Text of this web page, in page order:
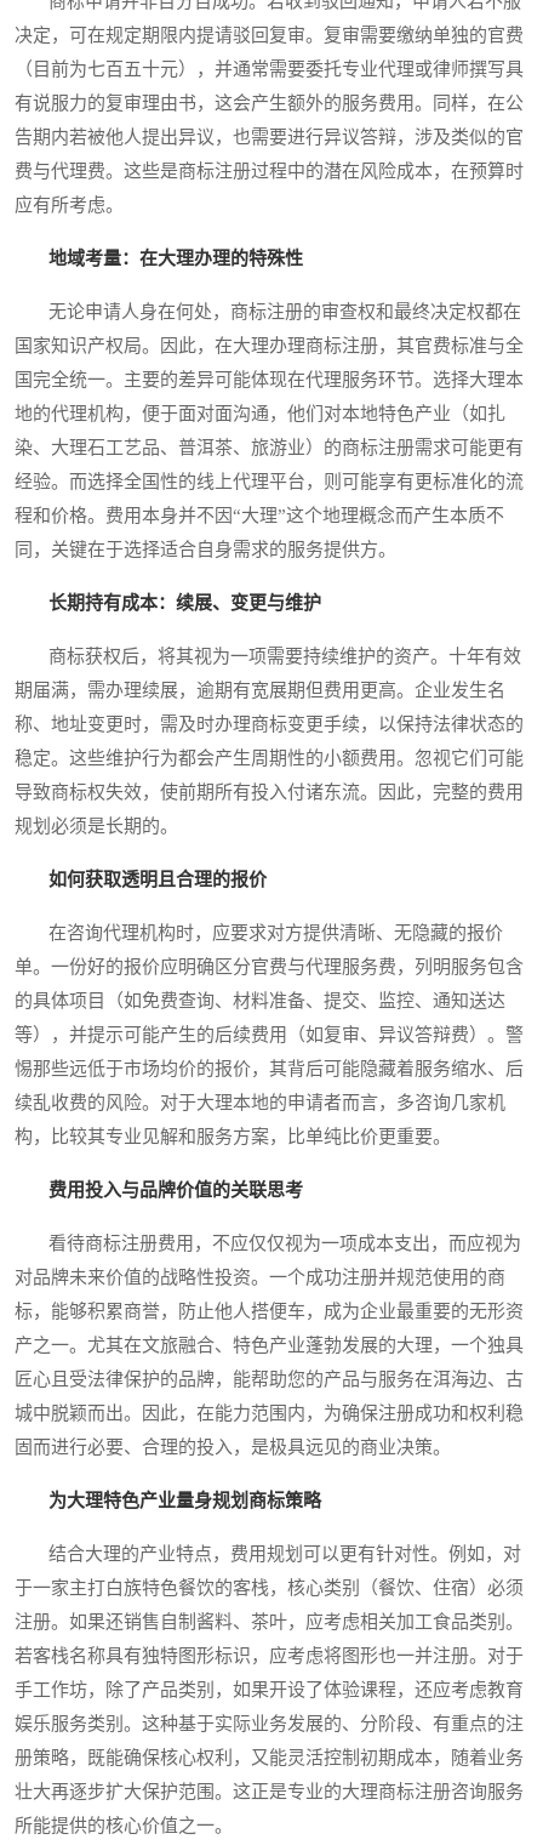
决定，可在规定期限内提请驳回复审。复审需要缴纳单独的官费
（目前为七百五十元），并通常需要委托专业代理或律师撰写具
有说服力的复审理由书，这会产生额外的服务费用。同样，在公
告期内若被他人提出异议，也需要进行异议答辩，涉及类似的官
费与代理费。这些是商标注册过程中的潜在风险成本，在预算时
应有所考虑。
地域考量：在大理办理的特殊性
无论申请人身在何处，商标注册的审查权和最终决定权都在
国家知识产权局。因此，在大理办理商标注册，其官费标准与全
国完全统一。主要的差异可能体现在代理服务环节。选择大理本
地的代理机构，便于面对面沟通，他们对本地特色产业（如扎
染、大理石工艺品、普洱茶、旅游业）的商标注册需求可能更有
经验。而选择全国性的线上代理平台，则可能享有更标准化的流
程和价格。费用本身并不因“大理”这个地理概念而产生本质不
同，关键在于选择适合自身需求的服务提供方。
长期持有成本：续展、变更与维护
商标获权后，将其视为一项需要持续维护的资产。十年有效
期届满，需办理续展，逾期有宽展期但费用更高。企业发生名
称、地址变更时，需及时办理商标变更手续，以保持法律状态的
稳定。这些维护行为都会产生周期性的小额费用。忽视它们可能
导致商标权失效，使前期所有投入付诸东流。因此，完整的费用
规划必须是长期的。
如何获取透明且合理的报价
在咨询代理机构时，应要求对方提供清晰、无隐藏的报价
单。一份好的报价应明确区分官费与代理服务费，列明服务包含
的具体项目（如免费查询、材料准备、提交、监控、通知送达
等），并提示可能产生的后续费用（如复审、异议答辩费）。警
惕那些远低于市场均价的报价，其背后可能隐藏着服务缩水、后
续乱收费的风险。对于大理本地的申请者而言，多咨询几家机
构，比较其专业见解和服务方案，比单纯比价更重要。
费用投入与品牌价值的关联思考
看待商标注册费用，不应仅仅视为一项成本支出，而应视为
对品牌未来价值的战略性投资。一个成功注册并规范使用的商
标，能够积累商誉，防止他人搭便车，成为企业最重要的无形资
产之一。尤其在文旅融合、特色产业蓬勃发展的大理，一个独具
匠心且受法律保护的品牌，能帮助您的产品与服务在洱海边、古
城中脱颖而出。因此，在能力范围内，为确保注册成功和权利稳
固而进行必要、合理的投入，是极具远见的商业决策。
为大理特色产业量身规划商标策略
结合大理的产业特点，费用规划可以更有针对性。例如，对
于一家主打白族特色餐饮的客栈，核心类别（餐饮、住宿）必须
注册。如果还销售自制酱料、茶叶，应考虑相关加工食品类别。
若客栈名称具有独特图形标识，应考虑将图形也一并注册。对于
手工作坊，除了产品类别，如果开设了体验课程，还应考虑教育
娱乐服务类别。这种基于实际业务发展的、分阶段、有重点的注
册策略，既能确保核心权利，又能灵活控制初期成本，随着业务
壮大再逐步扩大保护范围。这正是专业的大理商标注册咨询服务
所能提供的核心价值之一。